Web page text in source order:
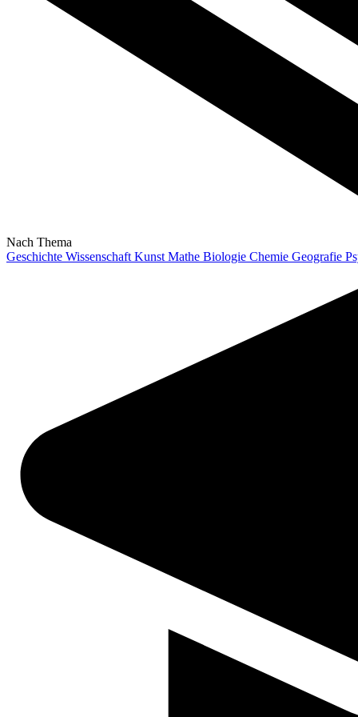
Nach Thema
Geschichte Wissenschaft Kunst Mathe Biologie Chemie Geografie